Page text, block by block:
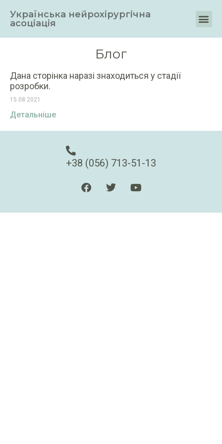
Українська нейрохірургічна
асоціація
Блог
Дана сторінка наразі знаходиться у стадії
розробки.
15.08.2021
Детальніше
+38 (056) 713-51-13